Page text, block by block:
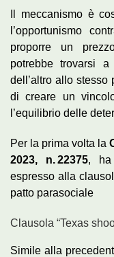
Il meccanismo è
l’opportunismo
proporre un
potrebbe trovarsi
dell’altro allo stesso
di creare un
l’equilibrio delle
Per la prima volta la
2023, n. 22375, ha
espresso alla
patto parasociale
Clausola “Texas
Simile alla